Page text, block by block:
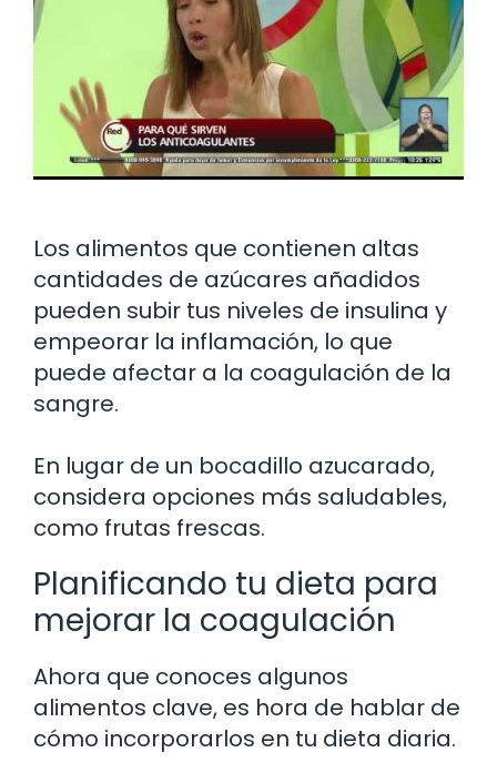
Los alimentos que contienen altas
cantidades de azúcares añadidos
pueden subir tus niveles de insulina y
empeorar la inflamación, lo que
puede afectar a la coagulación de la
sangre.
En lugar de un bocadillo azucarado,
considera opciones más saludables,
como frutas frescas.
Planificando tu dieta para
mejorar la coagulación
Ahora que conoces algunos
alimentos clave, es hora de hablar de
cómo incorporarlos en tu dieta diaria.